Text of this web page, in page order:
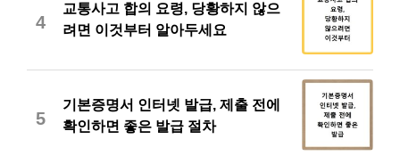
4
교통사고 합의 요령, 당황하지 않으
려면 이것부터 알아두세요
5
기본증명서 인터넷 발급, 제출 전에
확인하면 좋은 발급 절차